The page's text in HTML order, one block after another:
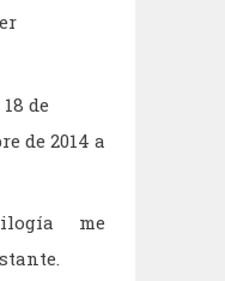
18 de
de 2014 a
me